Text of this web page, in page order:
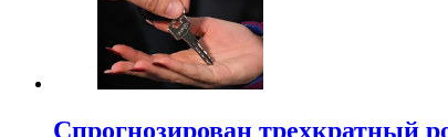
Спрогнозирован трехкратный